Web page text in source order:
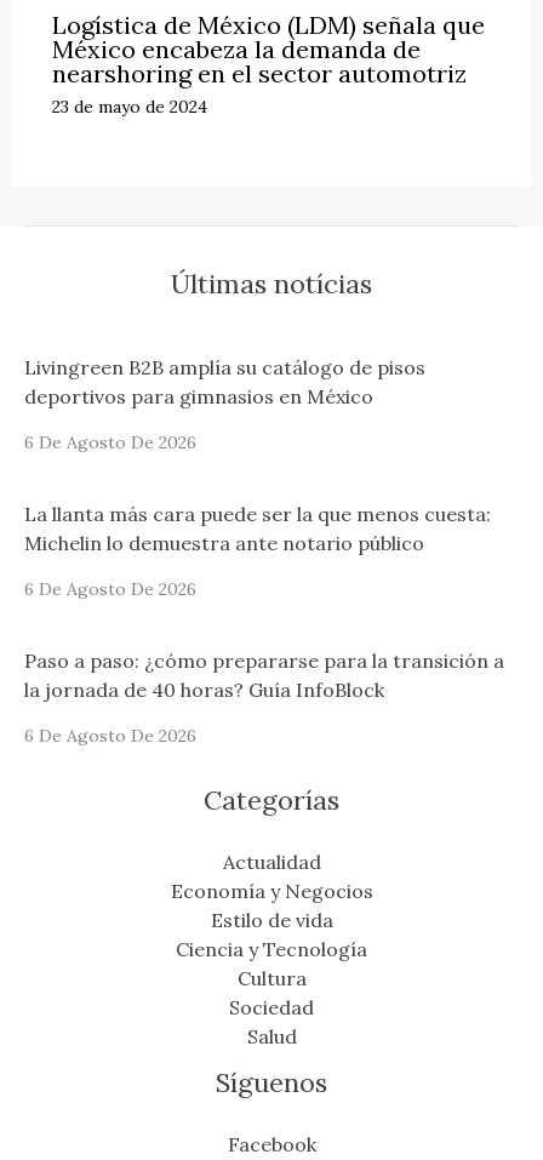
Logística de México (LDM) señala que
México encabeza la demanda de
nearshoring en el sector automotriz
23 de mayo de 2024
Últimas notícias
Livingreen B2B amplía su catálogo de pisos
deportivos para gimnasios en México
6 De Agosto De 2026
La llanta más cara puede ser la que menos cuesta:
Michelin lo demuestra ante notario público
6 De Agosto De 2026
Paso a paso: ¿cómo prepararse para la transición a
la jornada de 40 horas? Guía InfoBlock
6 De Agosto De 2026
Categorías
Actualidad
Economía y Negocios
Estilo de vida
Ciencia y Tecnología
Cultura
Sociedad
Salud
Síguenos
Facebook